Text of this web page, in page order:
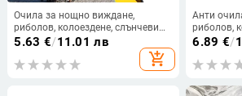
Очила за нощно виждане,
риболов, колоездене, слънчеви
очила на открито, защита,
5.63 €/11.01 лв
add_shopping_cart
Анти
риболов,
слънчеви
унисекс
спортни
6.89 €/